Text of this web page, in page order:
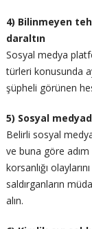
4) Bilinmeyen
daraltın
Sosyal medya
türleri konusunda
şüpheli görünen
5) Sosyal
Belirli sosyal
ve buna göre adım
korsanlığı
saldırganların
alın.